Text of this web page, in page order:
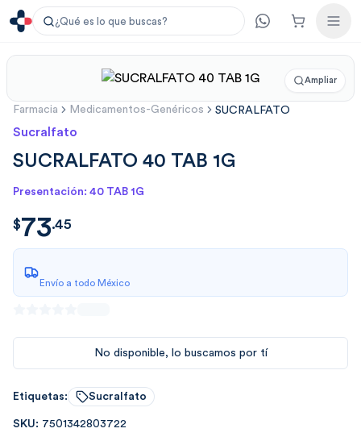
¿Qué es lo que buscas?
Ampliar
Farmacia Medicamentos-Genéricos SUCRALFATO
Sucralfato
SUCRALFATO 40 TAB 1G
Presentación: 40 TAB 1G
$73.45
$73.45
Envío a todo México
No disponible, lo buscamos por tí
Etiquetas: Sucralfato
SKU: 7501342803722